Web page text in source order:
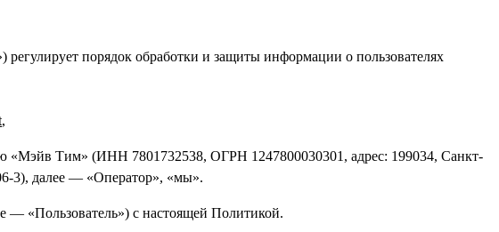
порядок обработки и защиты информации о пользователях
,
«Мэйв Тим» (ИНН 7801732538, ОГРН 1247800030301, адрес: 199034, Санкт-
3), далее — «Оператор», «мы».
— «Пользователь») с настоящей Политикой.